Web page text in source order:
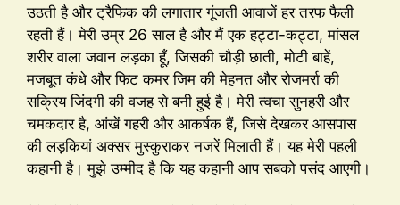
उठती है और ट्रैफिक की लगातार गूंजती आवाजें हर तरफ फैली
रहती हैं। मेरी उम्र 26 साल है और मैं एक हट्टा-कट्टा, मांसल
शरीर वाला जवान लड़का हूँ, जिसकी चौड़ी छाती, मोटी बाहें,
मजबूत कंधे और फिट कमर जिम की मेहनत और रोजमर्रा की
सक्रिय जिंदगी की वजह से बनी हुई है। मेरी त्वचा सुनहरी और
चमकदार है, आंखें गहरी और आकर्षक हैं, जिसे देखकर आसपास
की लड़कियां अक्सर मुस्कुराकर नजरें मिलाती हैं। यह मेरी पहली
कहानी है। मुझे उम्मीद है कि यह कहानी आप सबको पसंद आएगी।